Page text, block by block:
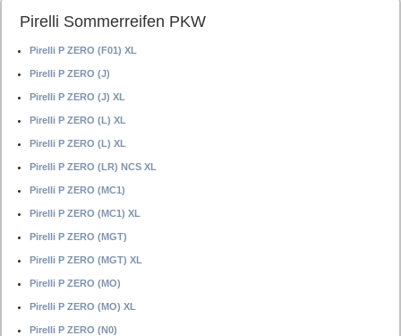
Pirelli Sommerreifen PKW
Pirelli P ZERO (F01) XL
Pirelli P ZERO (J)
Pirelli P ZERO (J) XL
Pirelli P ZERO (L) XL
Pirelli P ZERO (L) XL
Pirelli P ZERO (LR) NCS XL
Pirelli P ZERO (MC1)
Pirelli P ZERO (MC1) XL
Pirelli P ZERO (MGT)
Pirelli P ZERO (MGT) XL
Pirelli P ZERO (MO)
Pirelli P ZERO (MO) XL
Pirelli P ZERO (N0)